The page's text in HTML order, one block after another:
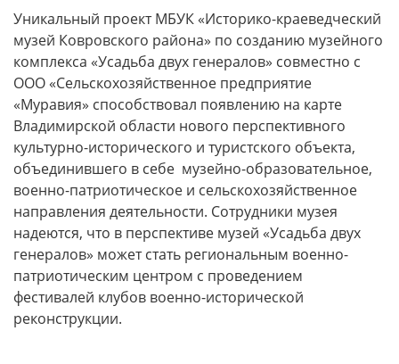
Уникальный проект МБУК «Историко-краеведческий
музей Ковровского района» по созданию музейного
комплекса «Усадьба двух генералов» совместно с
ООО «Сельскохозяйственное предприятие
«Муравия» способствовал появлению на карте
Владимирской области нового перспективного
культурно-исторического и туристского объекта,
объединившего в себе музейно-образовательное,
военно-патриотическое и сельскохозяйственное
направления деятельности. Сотрудники музея
надеются, что в перспективе музей «Усадьба двух
генералов» может стать региональным военно-
патриотическим центром с проведением
фестивалей клубов военно-исторической
реконструкции.